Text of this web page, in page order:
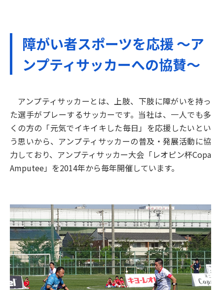
障がい者スポーツを応援 ～ア
ンプティサッカーへの協賛～
アンプティサッカーとは、上肢、下肢に障がいを持っ
た選手がプレーするサッカーです。当社は、一人でも多
くの方の「元気でイキイキした毎日」を応援したいとい
う思いから、アンプティサッカーの普及・発展活動に協
力しており、アンプティサッカー大会「レオピン杯Copa
Amputee」を2014年から毎年開催しています。